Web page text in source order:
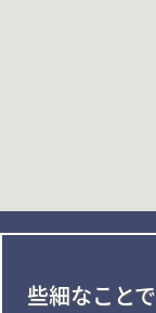
些細なこと